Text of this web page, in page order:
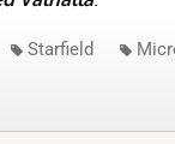
Starfield